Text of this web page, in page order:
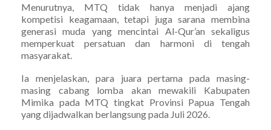
Menurutnya, MTQ tidak hanya menjadi ajang
kompetisi keagamaan, tetapi juga sarana membina
generasi muda yang mencintai Al-Qur’an sekaligus
memperkuat persatuan dan harmoni di tengah
masyarakat.
Ia menjelaskan, para juara pertama pada masing-
masing cabang lomba akan mewakili Kabupaten
Mimika pada MTQ tingkat Provinsi Papua Tengah
yang dijadwalkan berlangsung pada Juli 2026.